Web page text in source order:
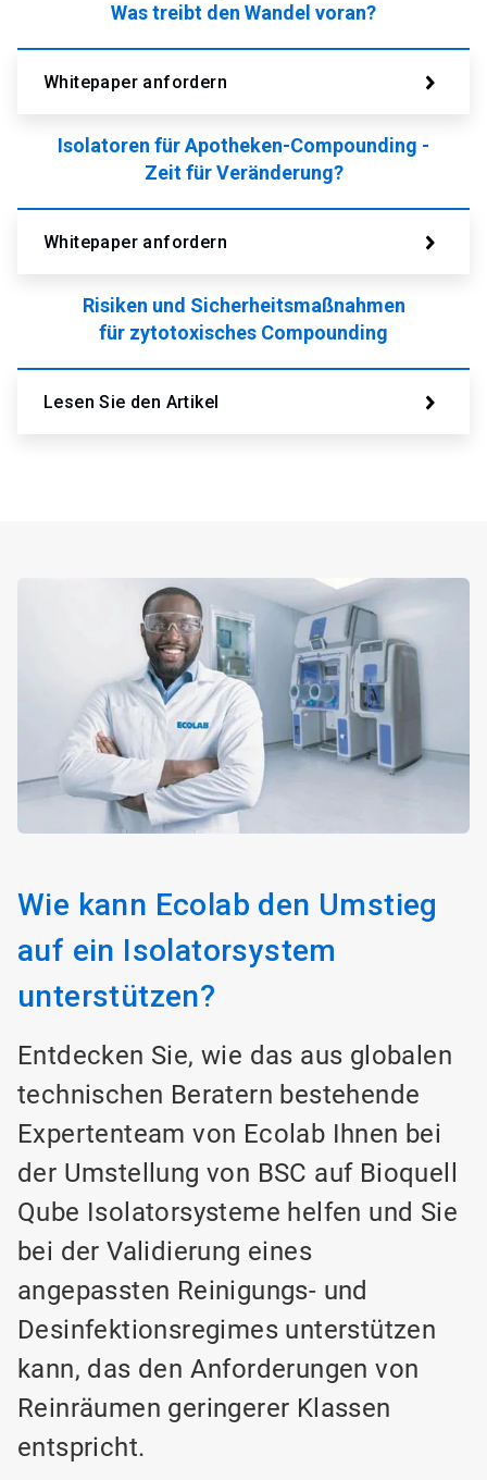
Was treibt den Wandel voran?
Whitepaper anfordern
Isolatoren für Apotheken-Compounding -
Zeit für Veränderung?
Whitepaper anfordern
Risiken und Sicherheitsmaßnahmen
für zytotoxisches Compounding
Lesen Sie den Artikel
Wie kann Ecolab den Umstieg
auf ein Isolatorsystem
unterstützen?
Entdecken Sie, wie das aus globalen
technischen Beratern bestehende
Expertenteam von Ecolab Ihnen bei
der Umstellung von BSC auf Bioquell
Qube Isolatorsysteme helfen und Sie
bei der Validierung eines
angepassten Reinigungs- und
Desinfektionsregimes unterstützen
kann, das den Anforderungen von
Reinräumen geringerer Klassen
entspricht.